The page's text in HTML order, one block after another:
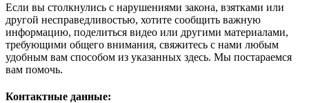
Если вы столкнулись с нарушениями закона, взятками или
другой несправедливостью, хотите сообщить важную
информацию, поделиться видео или другими материалами,
требующими общего внимания, свяжитесь с нами любым
удобным вам способом из указанных здесь. Мы постараемся
вам помочь.
Контактные данные: